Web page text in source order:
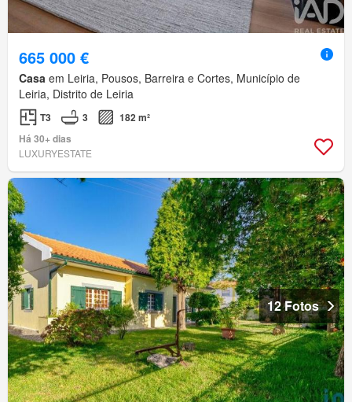
665 000 €
Casa em Leiria, Pousos, Barreira e Cortes, Município de
Leiria, Distrito de Leiria
T3 3
182 m²
Há 30+ dias
LUXURYESTATE
12 Fotos